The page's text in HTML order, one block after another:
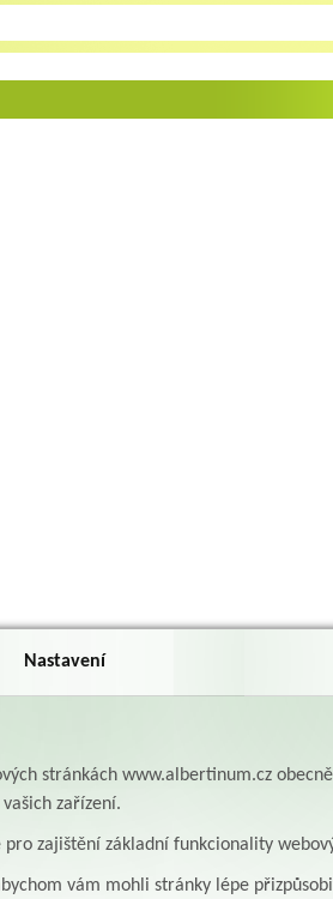
Nastavení
stránkách www.albertinum.cz
zařízení.
zajištění základní funkcionality
vám mohli stránky lépe